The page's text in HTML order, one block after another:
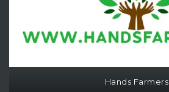
Hands Farmers